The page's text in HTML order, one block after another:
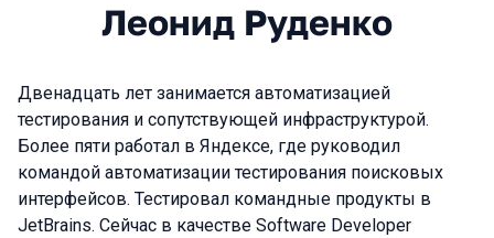
Леонид Руденко
Двенадцать лет занимается автоматизацией
тестирования и сопутствующей инфраструктурой.
Более пяти работал в Яндексе, где руководил
командой автоматизации тестирования поисковых
интерфейсов. Тестировал командные продукты в
JetBrains. Сейчас в качестве Software Developer